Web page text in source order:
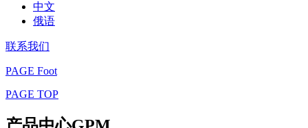
中文
俄语
联系我们
PAGE Foot
PAGE TOP